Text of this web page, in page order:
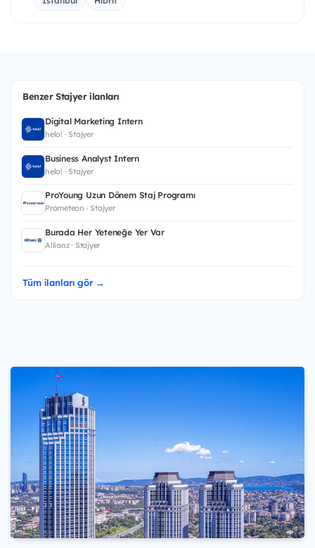
Benzer Stajyer ilanları
Digital Marketing Intern
helo! · Stajyer
Business Analyst Intern
helo! · Stajyer
ProYoung Uzun Dönem Staj Programı
Prometeon · Stajyer
Burada Her Yeteneğe Yer Var
Allianz · Stajyer
Tüm ilanları gör →